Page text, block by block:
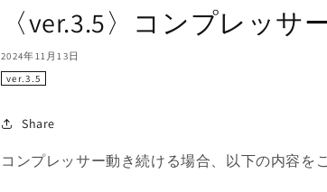
〈ver.3.5〉コンプレッサ
2024年11月13日
ver.3.5
Share
コンプレッサー動き続ける場合、以下の内容を